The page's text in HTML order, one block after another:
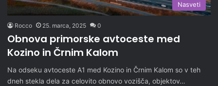
Nasveti
Rocco 25. marca, 2025 0
Obnova primorske avtoceste med
Kozino in Črnim Kalom
Na odseku avtoceste A1 med Kozino in Črnim Kalom so v teh
dneh stekla dela za celovito obnovo vozišča, objektov…